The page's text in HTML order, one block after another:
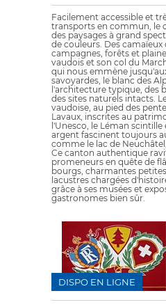
Facilement accessible et
transports en commun, le
des paysages à grand
de couleurs. Des camaïeux
campagnes, forêts et
vaudois et son col du
qui nous emmène
savoyardes, le blanc des
l'architecture typique, des
des sites naturels intacts.
vaudoise, au pied des
Lavaux, inscrites au
l'Unesco, le Léman scintille
argent fascinent toujours
comme le lac de
Ce canton authentique
promeneurs en quête de
bourgs, charmantes
lacustres chargées
grâce à ses musées et
gastronomes bien sûr.
DISPO EN LIGNE